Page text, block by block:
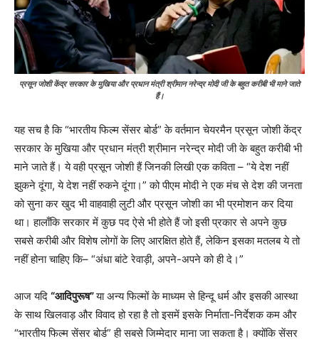
प्रसून जोशी केंद्र सरकार के मुखिया और प्रधान मंत्री श्रीमान नरेन्द्र मोदी जी के बहुत करीबी भी माने जाते
हैं।
यह सच है कि “भारतीय फिल्म सेंसर बोर्ड” के वर्तमान चेयरमैन प्रसून जोशी केंद्र
सरकार के मुखिया और प्रधान मंत्री श्रीमान नरेन्द्र मोदी जी के बहुत करीबी भी
माने जाते हैं। ये वही प्रसून जोशी हैं जिनकी लिखी एक कविता – “ये देश नहीं
झुकने दूंगा, ये देश नहीं रुकने दूंगा।” को पीएम मोदी ने एक मंच से देश की जनता
को सुना कर खुद भी वाहवाही लुटी और प्रसून जोशी का भी प्रमोशन कर दिया
था। हालाँकि सरकार में कुछ पद ऐसे भी होते हैं जो इसी प्रकार से अपने कुछ
सबसे करीबी और विशेष लोगों के लिए आरक्षित होते हैं, लेकिन इसका मतलब ये तो
नहीं होना चाहिए कि– “अंधा बांटे रेवाड़ी, अपने-अपने को ही दे।”
आज यदि “आदिपुरूष”या अन्य फिल्मों के माध्यम से हिन्दू धर्म और इसकी आस्था
के साथ खिलवाड़ और विवाद हो रहा है तो इसमें इसके निर्माता-निर्देशक कम और
“भारतीय फिल्म सेंसर बोर्ड” ही सबसे जिम्मेदार माना जा सकता है। क्योंकि सेंसर